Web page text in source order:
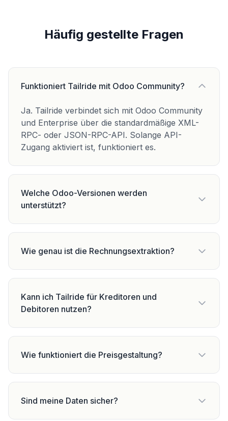
Häufig gestellte Fragen
Funktioniert Tailride mit Odoo Community?
Ja. Tailride verbindet sich mit Odoo Community
und Enterprise über die standardmäßige XML-
RPC- oder JSON-RPC-API. Solange API-
Zugang aktiviert ist, funktioniert es.
Welche Odoo-Versionen werden
unterstützt?
Wie genau ist die Rechnungsextraktion?
Kann ich Tailride für Kreditoren und
Debitoren nutzen?
Wie funktioniert die Preisgestaltung?
Sind meine Daten sicher?